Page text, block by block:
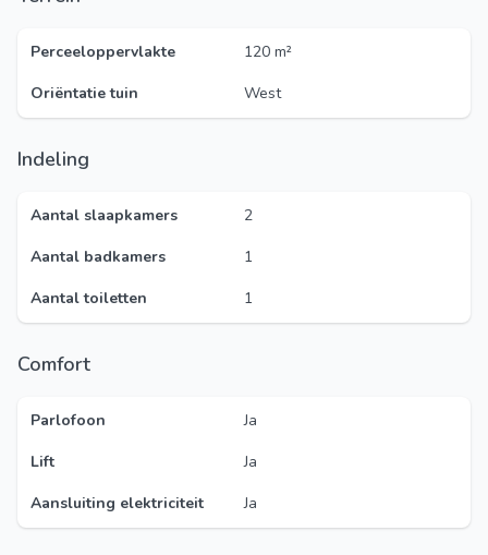
Perceeloppervlakte
120 m²
Oriëntatie tuin
West
Indeling
Aantal slaapkamers
2
Aantal badkamers
1
Aantal toiletten
1
Comfort
Parlofoon
Ja
Lift
Ja
Aansluiting elektriciteit
Ja